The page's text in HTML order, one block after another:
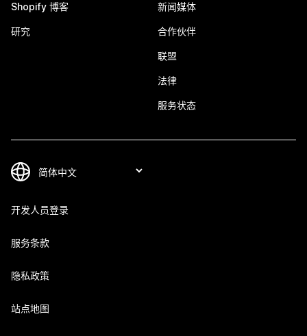
Shopify 博客
研究
新闻媒体
合作伙伴
联盟
法律
服务状态
开发人员登录
服务条款
隐私政策
站点地图